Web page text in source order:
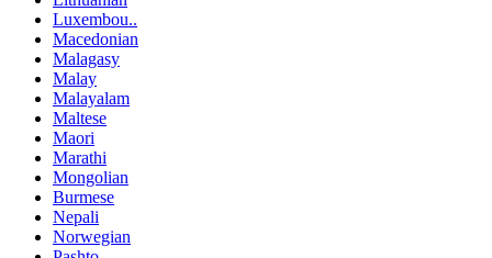
Luxembou..
Macedonian
Malagasy
Malay
Malayalam
Maltese
Maori
Marathi
Mongolian
Burmese
Nepali
Norwegian